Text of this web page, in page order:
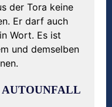
der Tora keine
Er darf auch
Wort. Es ist
und demselben